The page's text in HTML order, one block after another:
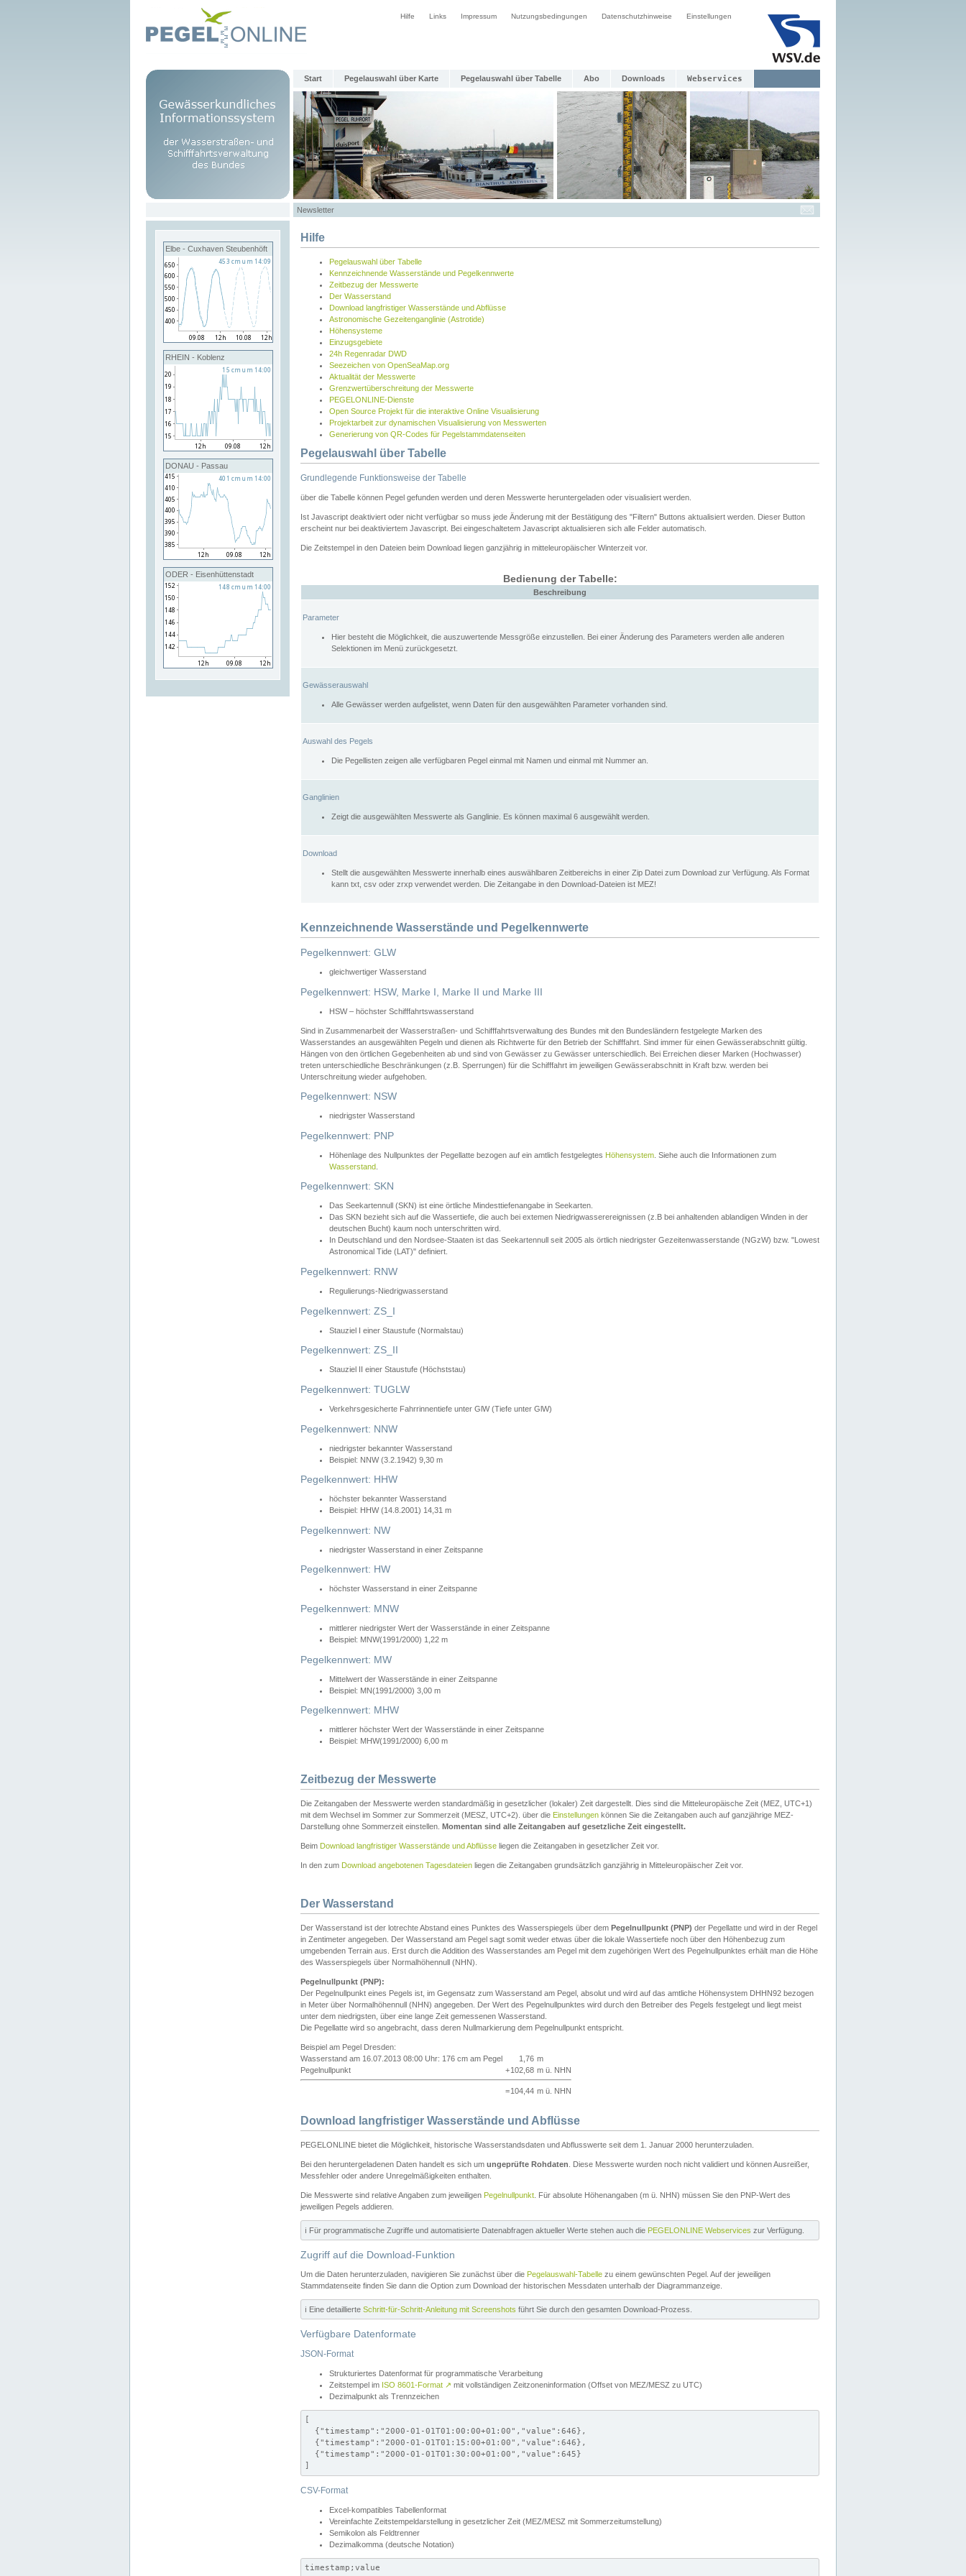
Hilfe Links Impressum Nutzungsbedingungen Datenschutzhinweise Einstellungen
Start Pegelauswahl über Karte Pegelauswahl über Tabelle Abo Downloads Webservices
Newsletter
Elbe - Cuxhaven Steubenhöft
RHEIN - Koblenz
DONAU - Passau
ODER - Eisenhüttenstadt
Hilfe
Pegelauswahl über Tabelle
Kennzeichnende Wasserstände und Pegelkennwerte
Zeitbezug der Messwerte
Der Wasserstand
Download langfristiger Wasserstände und Abflüsse
Astronomische Gezeitenganglinie (Astrotide)
Höhensysteme
Einzugsgebiete
24h Regenradar DWD
Seezeichen von OpenSeaMap.org
Aktualität der Messwerte
Grenzwertüberschreitung der Messwerte
PEGELONLINE-Dienste
Open Source Projekt für die interaktive Online Visualisierung
Projektarbeit zur dynamischen Visualisierung von Messwerten
Generierung von QR-Codes für Pegelstammdatenseiten
Pegelauswahl über Tabelle
Grundlegende Funktionsweise der Tabelle
über die Tabelle können Pegel gefunden werden und deren Messwerte heruntergeladen oder visualisiert werden.
Ist Javascript deaktiviert oder nicht verfügbar so muss jede Änderung mit der Bestätigung des "Filtern" Buttons aktualisiert werden. Dieser Button
erscheint nur bei deaktiviertem Javascript. Bei eingeschaltetem Javascript aktualisieren sich alle Felder automatisch.
Die Zeitstempel in den Dateien beim Download liegen ganzjährig in mitteleuropäischer Winterzeit vor.
Bedienung der Tabelle:
Beschreibung
Parameter
Hier besteht die Möglichkeit, die auszuwertende Messgröße einzustellen. Bei einer Änderung des Parameters werden alle anderen
Selektionen im Menü zurückgesetzt.
Gewässerauswahl
Alle Gewässer werden aufgelistet, wenn Daten für den ausgewählten Parameter vorhanden sind.
Auswahl des Pegels
Die Pegellisten zeigen alle verfügbaren Pegel einmal mit Namen und einmal mit Nummer an.
Ganglinien
Zeigt die ausgewählten Messwerte als Ganglinie. Es können maximal 6 ausgewählt werden.
Download
Stellt die ausgewählten Messwerte innerhalb eines auswählbaren Zeitbereichs in einer Zip Datei zum Download zur Verfügung. Als Format
kann txt, csv oder zrxp verwendet werden. Die Zeitangabe in den Download-Dateien ist MEZ!
Kennzeichnende Wasserstände und Pegelkennwerte
Pegelkennwert: GLW
gleichwertiger Wasserstand
Pegelkennwert: HSW, Marke I, Marke II und Marke III
HSW – höchster Schifffahrtswasserstand
Sind in Zusammenarbeit der Wasserstraßen- und Schifffahrtsverwaltung des Bundes mit den Bundesländern festgelegte Marken des
Wasserstandes an ausgewählten Pegeln und dienen als Richtwerte für den Betrieb der Schifffahrt. Sind immer für einen Gewässerabschnitt gültig.
Hängen von den örtlichen Gegebenheiten ab und sind von Gewässer zu Gewässer unterschiedlich. Bei Erreichen dieser Marken (Hochwasser)
treten unterschiedliche Beschränkungen (z.B. Sperrungen) für die Schifffahrt im jeweiligen Gewässerabschnitt in Kraft bzw. werden bei
Unterschreitung wieder aufgehoben.
Pegelkennwert: NSW
niedrigster Wasserstand
Pegelkennwert: PNP
Höhenlage des Nullpunktes der Pegellatte bezogen auf ein amtlich festgelegtes Höhensystem . Siehe auch die Informationen zum
Wasserstand
Pegelkennwert: SKN
Das Seekartennull (SKN) ist eine örtliche Mindesttiefenangabe in Seekarten.
Das SKN bezieht sich auf die Wassertiefe, die auch bei extemen Niedrigwasserereignissen (z.B bei anhaltenden ablandigen Winden in der
deutschen Bucht) kaum noch unterschritten wird.
In Deutschland und den Nordsee-Staaten ist das Seekartennull seit 2005 als örtlich niedrigster Gezeitenwasserstande (NGzW) bzw. "Lowest
Astronomical Tide (LAT)" definiert.
Pegelkennwert: RNW
Regulierungs-Niedrigwasserstand
Pegelkennwert: ZS_I
Stauziel I einer Staustufe (Normalstau)
Pegelkennwert: ZS_II
Stauziel II einer Staustufe (Höchststau)
Pegelkennwert: TUGLW
Verkehrsgesicherte Fahrrinnentiefe unter GlW (Tiefe unter GlW)
Pegelkennwert: NNW
niedrigster bekannter Wasserstand
Beispiel: NNW (3.2.1942) 9,30 m
Pegelkennwert: HHW
höchster bekannter Wasserstand
Beispiel: HHW (14.8.2001) 14,31 m
Pegelkennwert: NW
niedrigster Wasserstand in einer Zeitspanne
Pegelkennwert: HW
höchster Wasserstand in einer Zeitspanne
Pegelkennwert: MNW
mittlerer niedrigster Wert der Wasserstände in einer Zeitspanne
Beispiel: MNW(1991/2000) 1,22 m
Pegelkennwert: MW
Mittelwert der Wasserstände in einer Zeitspanne
Beispiel: MN(1991/2000) 3,00 m
Pegelkennwert: MHW
mittlerer höchster Wert der Wasserstände in einer Zeitspanne
Beispiel: MHW(1991/2000) 6,00 m
Zeitbezug der Messwerte
Die Zeitangaben der Messwerte werden standardmäßig in gesetzlicher (lokaler) Zeit dargestellt. Dies sind die Mitteleuropäische Zeit (MEZ, UTC+1)
mit dem Wechsel im Sommer zur Sommerzeit (MESZ, UTC+2). über die Einstellungen können Sie die Zeitangaben auch auf ganzjährige MEZ-
Darstellung ohne Sommerzeit einstellen. Momentan sind alle Zeitangaben auf gesetzliche Zeit eingestellt.
Beim Download langfristiger Wasserstände und Abflüsse liegen die Zeitangaben in gesetzlicher Zeit vor.
In den zum Download angebotenen Tagesdateien liegen die Zeitangaben grundsätzlich ganzjährig in Mitteleuropäischer Zeit vor.
Der Wasserstand
Der Wasserstand ist der lotrechte Abstand eines Punktes des Wasserspiegels über dem Pegelnullpunkt (PNP) der Pegellatte und wird in der Regel
in Zentimeter angegeben. Der Wasserstand am Pegel sagt somit weder etwas über die lokale Wassertiefe noch über den Höhenbezug zum
umgebenden Terrain aus. Erst durch die Addition des Wasserstandes am Pegel mit dem zugehörigen Wert des Pegelnullpunktes erhält man die Höhe
des Wasserspiegels über Normalhöhennull (NHN).
Pegelnullpunkt (PNP):
Der Pegelnullpunkt eines Pegels ist, im Gegensatz zum Wasserstand am Pegel, absolut und wird auf das amtliche Höhensystem DHHN92 bezogen
in Meter über Normalhöhennull (NHN) angegeben. Der Wert des Pegelnullpunktes wird durch den Betreiber des Pegels festgelegt und liegt meist
unter dem niedrigsten, über eine lange Zeit gemessenen Wasserstand.
Die Pegellatte wird so angebracht, dass deren Nullmarkierung dem Pegelnullpunkt entspricht.
Beispiel am Pegel Dresden:
Wasserstand am 16.07.2013 08:00 Uhr: 176 cm am Pegel
1,76 m
Pegelnullpunkt
+102,68 m ü. NHN
=104,44 m ü. NHN
Download langfristiger Wasserstände und Abflüsse
PEGELONLINE bietet die Möglichkeit, historische Wasserstandsdaten und Abflusswerte seit dem 1. Januar 2000 herunterzuladen.
Bei den heruntergeladenen Daten handelt es sich um ungeprüfte Rohdaten . Diese Messwerte wurden noch nicht validiert und können Ausreißer,
Messfehler oder andere Unregelmäßigkeiten enthalten.
Die Messwerte sind relative Angaben zum jeweiligen Pegelnullpunkt . Für absolute Höhenangaben (m ü. NHN) müssen Sie den PNP-Wert des
jeweiligen Pegels addieren.
ℹ️ Für programmatische Zugriffe und automatisierte Datenabfragen aktueller Werte stehen auch die PEGELONLINE Webservices zur Verfügung.
Zugriff auf die Download-Funktion
Um die Daten herunterzuladen, navigieren Sie zunächst über die Pegelauswahl-Tabelle zu einem gewünschten Pegel. Auf der jeweiligen
Stammdatenseite finden Sie dann die Option zum Download der historischen Messdaten unterhalb der Diagrammanzeige.
ℹ️ Eine detaillierte Schritt-für-Schritt-Anleitung mit Screenshots führt Sie durch den gesamten Download-Prozess.
Verfügbare Datenformate
JSON-Format
Strukturiertes Datenformat für programmatische Verarbeitung
Zeitstempel im ISO 8601-Format ↗ mit vollständigen Zeitzoneninformation (Offset von MEZ/MESZ zu UTC)
Dezimalpunkt als Trennzeichen
[
  {"timestamp":"2000-01-01T01:00:00+01:00","value":646},
  {"timestamp":"2000-01-01T01:15:00+01:00","value":646},
  {"timestamp":"2000-01-01T01:30:00+01:00","value":645}
]
CSV-Format
Excel-kompatibles Tabellenformat
Vereinfachte Zeitstempeldarstellung in gesetzlicher Zeit (MEZ/MESZ mit Sommerzeitumstellung)
Semikolon als Feldtrenner
Dezimalkomma (deutsche Notation)
timestamp;value